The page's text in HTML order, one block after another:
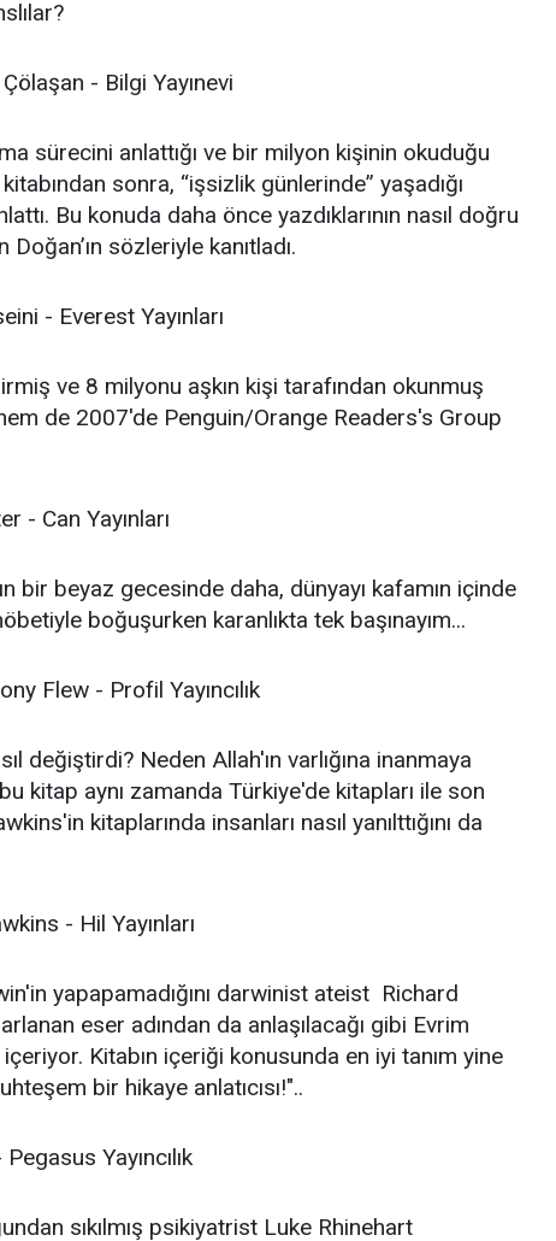
- Bilgi Yayınevi
sürecini anlattığı ve bir milyon kişinin okuduğu
sonra, “işsizlik günlerinde” yaşadığı
Bu konuda daha önce yazdıklarının nasıl doğru
Doğan’ın sözleriyle kanıtladı.
- Everest Yayınları
ve 8 milyonu aşkın kişi tarafından okunmuş
de 2007'de Penguin/Orange Readers's Group
- Can Yayınları
bir beyaz gecesinde daha, dünyayı kafamın içinde
boğuşurken karanlıkta tek başınayım...
Flew - Profil Yayıncılık
değiştirdi? Neden Allah'ın varlığına inanmaya
kitap aynı zamanda Türkiye'de kitapları ile son
kitaplarında insanları nasıl yanılttığını da
- Hil Yayınları
yapapamadığını darwinist ateist Richard
eser adından da anlaşılacağı gibi Evrim
Kitabın içeriği konusunda en iyi tanım yine
bir hikaye anlatıcısı!"..
Yayıncılık
sıkılmış psikiyatrist Luke Rhinehart